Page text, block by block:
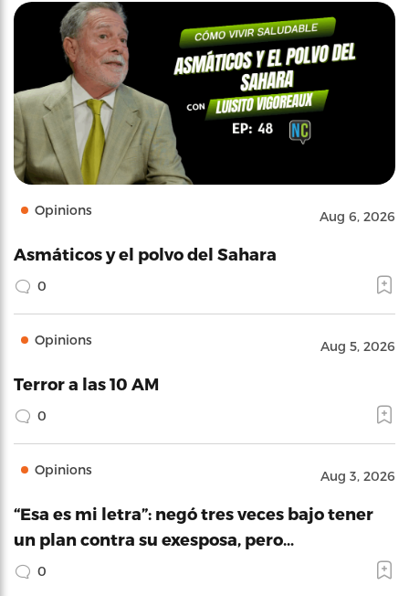
Opinions Aug 6, 2026
Asmáticos y el polvo del Sahara
0
Opinions Aug 5, 2026
Terror a las 10 AM
0
Opinions Aug 3, 2026
“Esa es mi letra”: negó tres veces bajo tener
un plan contra su exesposa, pero…
0